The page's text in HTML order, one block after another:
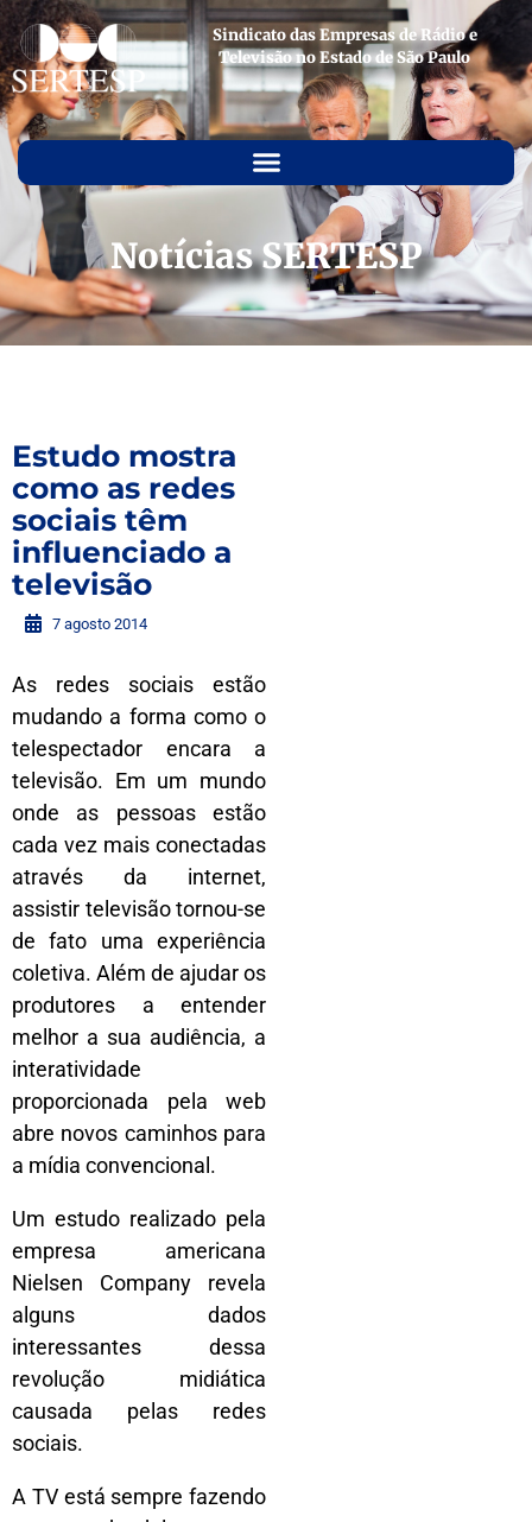
Sindicato das Empresas de Rádio e
Televisão no Estado de São Paulo
Notícias SERTESP
Estudo mostra
como as redes
sociais têm
influenciado a
televisão
7 agosto 2014
As redes sociais estão
mudando a forma como o
telespectador encara a
televisão. Em um mundo
onde as pessoas estão
cada vez mais conectadas
através da internet,
assistir televisão tornou-se
de fato uma experiência
coletiva. Além de ajudar os
produtores a entender
melhor a sua audiência, a
interatividade
proporcionada pela web
abre novos caminhos para
a mídia convencional.
Um estudo realizado pela
empresa americana
Nielsen Company revela
alguns dados
interessantes dessa
revolução midiática
causada pelas redes
sociais.
A TV está sempre fazendo